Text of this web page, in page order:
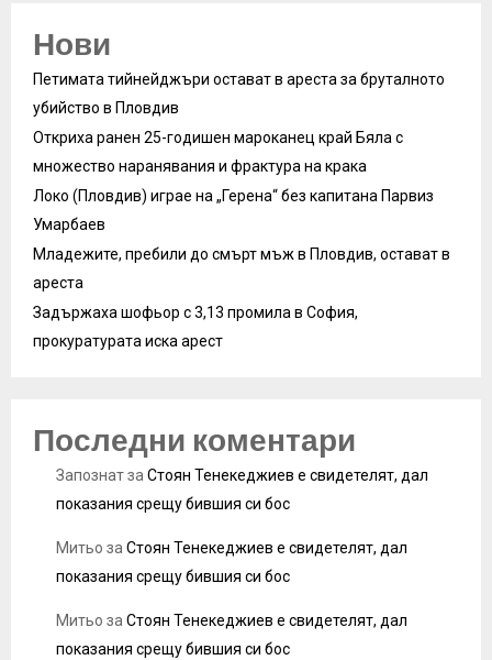
Нови
Петимата тийнейджъри остават в ареста за бруталното
убийство в Пловдив
Откриха ранен 25-годишен мароканец край Бяла с
множество наранявания и фрактура на крака
Локо (Пловдив) играе на „Герена“ без капитана Парвиз
Умарбаев
Младежите, пребили до смърт мъж в Пловдив, остават в
ареста
Задържаха шофьор с 3,13 промила в София,
прокуратурата иска арест
Последни коментари
Запознатза Стоян Тенекеджиев е свидетелят, дал
показания срещу бившия си бос
Митьо за Стоян Тенекеджиев е свидетелят, дал
показания срещу бившия си бос
Митьо за Стоян Тенекеджиев е свидетелят, дал
показания срещу бившия си бос